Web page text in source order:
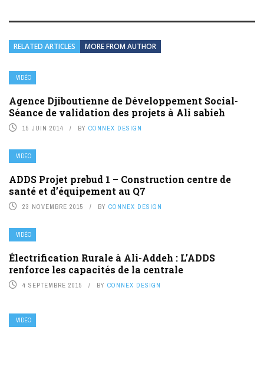
RELATED ARTICLES MORE FROM AUTHOR
VIDÉO
Agence Djiboutienne de Développement Social-
Séance de validation des projets à Ali sabieh
15 JUIN 2014 BY CONNEX DESIGN
VIDÉO
ADDS Projet prebud 1 – Construction centre de
santé et d’équipement au Q7
23 NOVEMBRE 2015 BY CONNEX DESIGN
VIDÉO
Électrification Rurale à Ali-Addeh : L’ADDS
renforce les capacités de la centrale
4 SEPTEMBRE 2015 BY CONNEX DESIGN
VIDÉO